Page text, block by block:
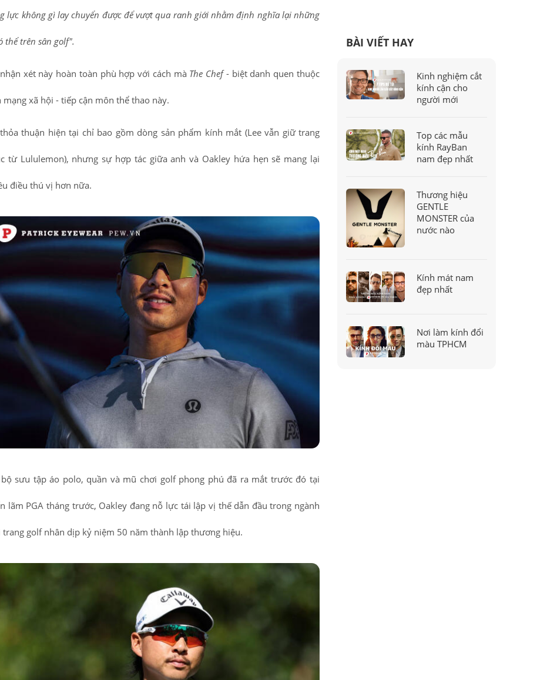
lực không gì lay chuyển được để vượt qua ranh giới nhằm định nghĩa lại những
thể trên sân golf".
xét này hoàn toàn phù hợp với cách mà The Chef- biệt danh quen thuộc
mạng xã hội - tiếp cận môn thể thao này.
thuận hiện tại chỉ bao gồm dòng sản phẩm kính mắt (Lee vẫn giữ trang
từ Lululemon), nhưng sự hợp tác giữa anh và Oakley hứa hẹn sẽ mang lại
điều thú vị hơn nữa.
sưu tập áo polo, quần và mũ chơi golf phong phú đã ra mắt trước đó tại
lãm PGA tháng trước, Oakley đang nỗ lực tái lập vị thế dẫn đầu trong ngành
trang golf nhân dịp kỷ niệm 50 năm thành lập thương hiệu.
BÀI VIẾT HAY
Kinh nghiệm cắt
kính cận cho
người mới
Top các mẫu
kính RayBan
nam đẹp nhất
Thương hiệu
GENTLE
MONSTER của
nước nào
Kính mát nam
đẹp nhất
Nơi làm kính đổi
màu TPHCM